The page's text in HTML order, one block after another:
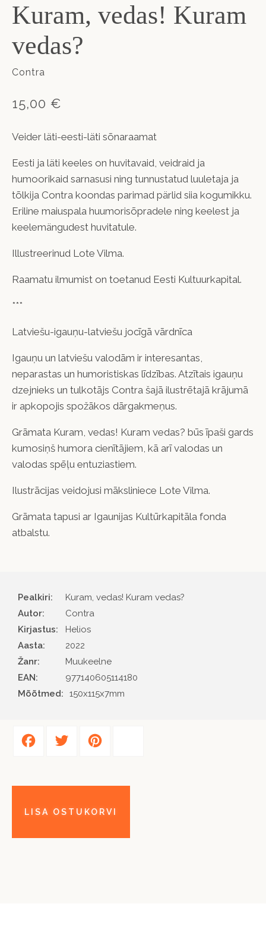
Kuram, vedas! Kuram
vedas?
Contra
15,00 €
Veider läti-eesti-läti sõnaraamat
Eesti ja läti keeles on huvitavaid, veidraid ja
humoorikaid sarnasusi ning tunnustatud luuletaja ja
tõlkija Contra koondas parimad pärlid siia kogumikku.
Eriline maiuspala huumorisõpradele ning keelest ja
keelemängudest huvitatule.
Illustreerinud Lote Vilma.
Raamatu ilmumist on toetanud Eesti Kultuurkapital.
***
Latviešu-igauņu-latviešu jocīgā vārdnīca
Igauņu un latviešu valodām ir interesantas,
neparastas un humoristiskas līdzības. Atzītais igauņu
dzejnieks un tulkotājs Contra šajā ilustrētajā krājumā
ir apkopojis spožākos dārgakmeņus.
Grāmata Kuram, vedas! Kuram vedas? būs īpaši gards
kumosiņš humora cienītājiem, kā arī valodas un
valodas spēļu entuziastiem.
Ilustrācijas veidojusi māksliniece Lote Vilma.
Grāmata tapusi ar Igaunijas Kultūrkapitāla fonda
atbalstu.
Pealkiri:
Kuram, vedas! Kuram vedas?
Autor
Contra
Kirjastus
Helios
Aasta
2022
Žanr
Muukeelne
EAN
977140605114180
Mõõtmed:
150x115x7mm